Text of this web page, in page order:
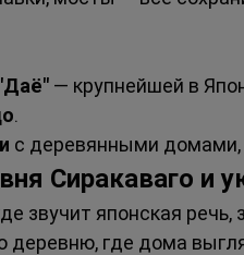
— крупнейшей в
.
с деревянными домами,
Сиракаваго и
звучит японская
деревню, где дома